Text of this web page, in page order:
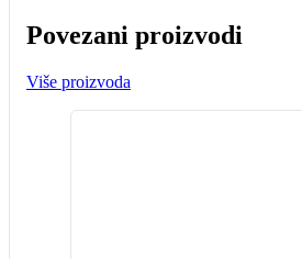
Povezani proizvodi
Više proizvoda